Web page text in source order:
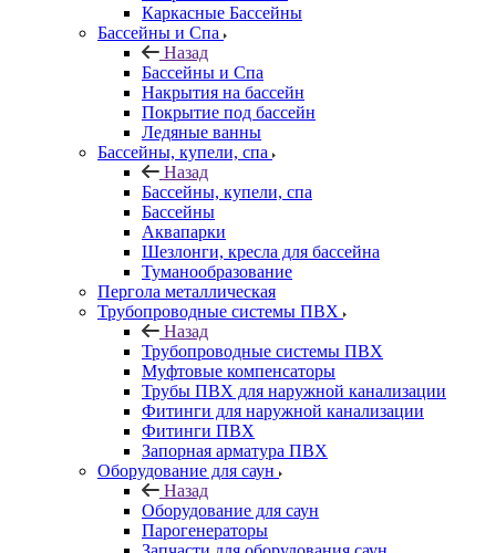
Каркасные Бассейны
Бассейны и Спа
Назад
Бассейны и Спа
Накрытия на бассейн
Покрытие под бассейн
Ледяные ванны
Бассейны, купели, спа
Назад
Бассейны, купели, спа
Бассейны
Аквапарки
Шезлонги, кресла для бассейна
Туманообразование
Пергола металлическая
Трубопроводные системы ПВХ
Назад
Трубопроводные системы ПВХ
Муфтовые компенсаторы
Трубы ПВХ для наружной канализации
Фитинги для наружной канализации
Фитинги ПВХ
Запорная арматура ПВХ
Оборудование для саун
Назад
Оборудование для саун
Парогенераторы